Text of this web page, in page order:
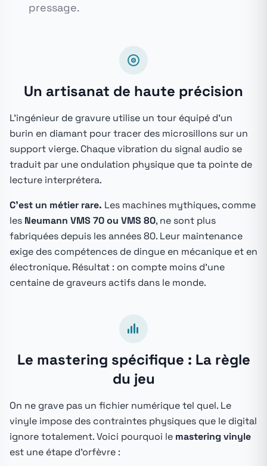
pressage.
Un artisanat de haute précision
L'ingénieur de gravure utilise un tour équipé d'un
burin en diamant pour tracer des microsillons sur un
support vierge. Chaque vibration du signal audio se
traduit par une ondulation physique que ta pointe de
lecture interprétera.
C'est un métier rare. Les machines mythiques, comme
les Neumann VMS 70 ou VMS 80, ne sont plus
fabriquées depuis les années 80. Leur maintenance
exige des compétences de dingue en mécanique et en
électronique. Résultat : on compte moins d'une
centaine de graveurs actifs dans le monde.
Le mastering spécifique : La règle
du jeu
On ne grave pas un fichier numérique tel quel. Le
vinyle impose des contraintes physiques que le digital
ignore totalement. Voici pourquoi le mastering vinyle
est une étape d'orfèvre :